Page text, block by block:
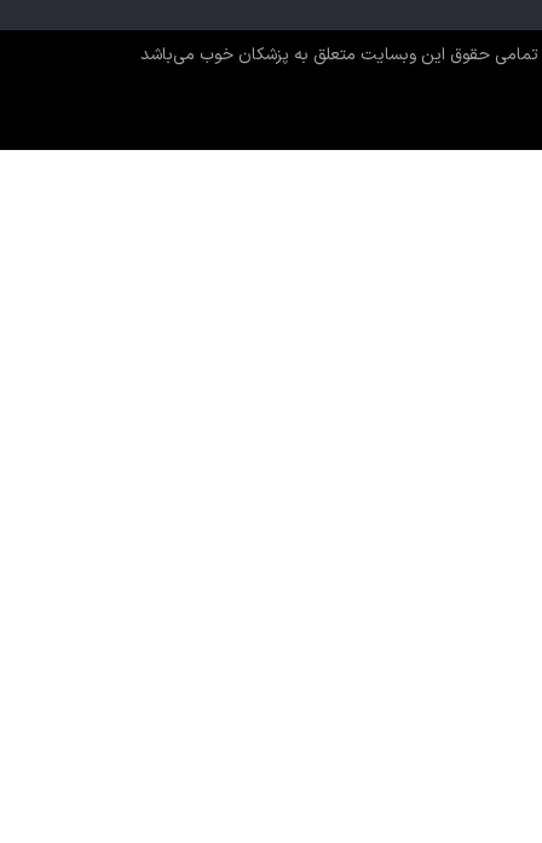
تمامی حقوق این وبسایت متعلق به پزشکان خوب می‌باشد